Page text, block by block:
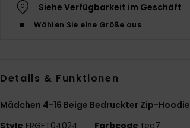
Siehe Verfügbarkeit im Geschäft
Wählen Sie eine Größe aus
Details & Funktionen
Mädchen 4-16 Beige Bedruckter Zip-Hoodie
Style ERGFT04024 Farbcode tec7